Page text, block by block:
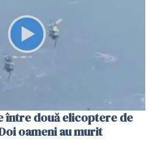
între două elicoptere de
oameni au murit